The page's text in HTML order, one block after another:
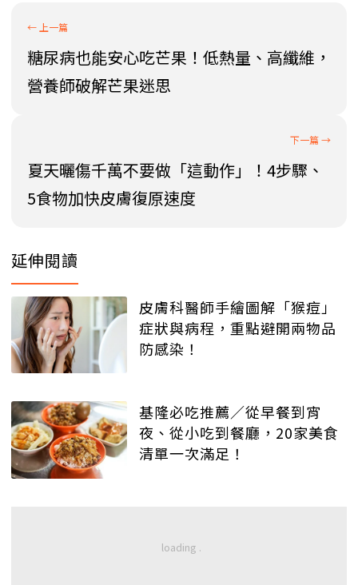
糖尿病也能安心吃芒果！低熱量、高纖維，
營養師破解芒果迷思
夏天曬傷千萬不要做「這動作」！4步驟、
5食物加快皮膚復原速度
延伸閱讀
皮膚科醫師手繪圖解「猴痘」
症狀與病程，重點避開兩物品
防感染！
基隆必吃推薦／從早餐到宵
夜、從小吃到餐廳，20家美食
清單一次滿足！